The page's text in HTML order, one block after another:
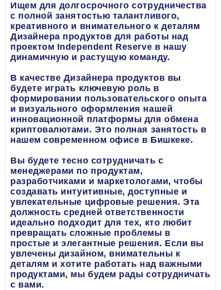
Ищем для долгосрочного сотрудничества
с полной занятостью талантливого,
креативного и внимательного к деталям
Дизайнера продуктов для работы над
проектом Independent Reserve в нашу
динамичную и растущую команду.
В качестве Дизайнера продуктов вы
будете играть ключевую роль в
формировании пользовательского опыта
и визуального оформления нашей
инновационной платформы для обмена
криптовалютами. Это полная занятость в
нашем современном офисе в Бишкеке.
Вы будете тесно сотрудничать с
менеджерами по продуктам,
разработчиками и маркетологами, чтобы
создавать интуитивные, доступные и
увлекательные цифровые решения. Эта
должность средней ответственности
идеально подходит для тех, кто любит
превращать сложные проблемы в
простые и элегантные решения. Если вы
увлечены дизайном, внимательны к
деталям и хотите работать над важными
продуктами, мы будем рады сотрудничать
с вами.